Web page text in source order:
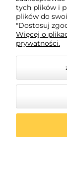
Informacje
O nas
© 2026
tych plików i
plików do
"Dostosuj
Więcej o
prywatności.